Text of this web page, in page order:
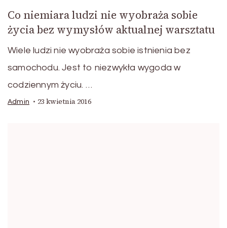
Co niemiara ludzi nie wyobraża sobie
życia bez wymysłów aktualnej warsztatu
Wiele ludzi nie wyobraża sobie istnienia bez
samochodu. Jest to niezwykła wygoda w
codziennym życiu. …
Admin 23 kwietnia 2016